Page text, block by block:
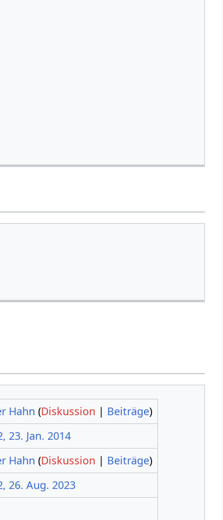
Hahn (Diskussion | Beiträge)
23. Jan. 2014
Hahn (Diskussion | Beiträge)
26. Aug. 2023